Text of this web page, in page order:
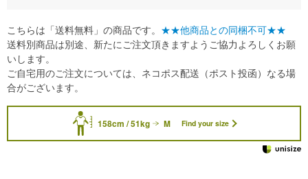
158cm / 51kg M Find your size
こちらは「送料無料」の商品です。 ★★他商品との同梱不可★★
送料別商品は別途、新たにご注文頂きますようご協力よろしくお願
いします。
ご自宅用のご注文については、ネコポス配送（ポスト投函）なる場
合がございます。